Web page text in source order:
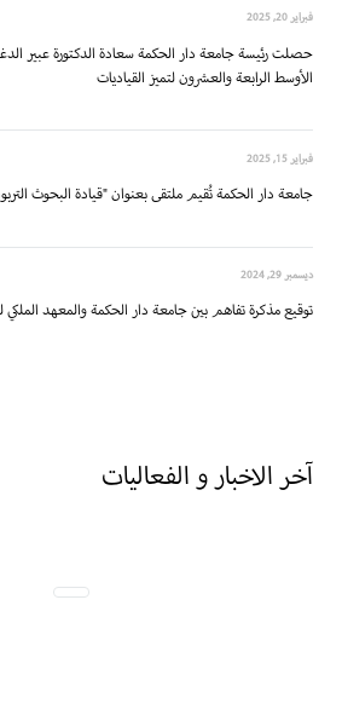
فبراير 20, 2025
حصلت رئيسة جامعة دار الحكمة سعادة الدكتورة عبير
الأوسط الرابعة والعشرون لتميز القياديات
فبراير 15, 2025
جامعة دار الحكمة تُقيم ملتقى بعنوان "قيادة البحوث
ديسمبر 29, 2024
توقيع مذكرة تفاهم بين جامعة دار الحكمة والمعهد الملكي
آخر الاخبار و الفعاليات